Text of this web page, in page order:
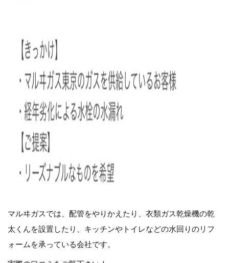
マルヰガスでは、配管をやりかえたり、衣類ガス乾燥機の乾
太くんを設置したり、キッチンやトイレなどの水回りのリフ
ォームを承っている会社です。